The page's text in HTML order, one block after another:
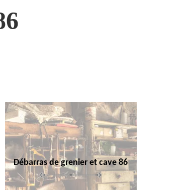
Débarras de grenier et cave 86